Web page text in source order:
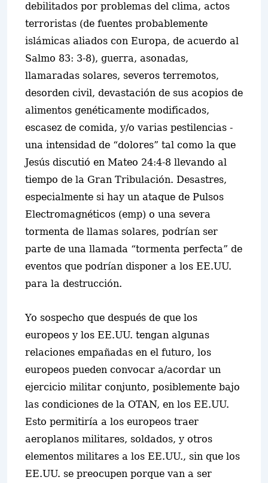
debilitados por problemas del clima, actos
terroristas (de fuentes probablemente
islámicas aliados con Europa, de acuerdo al
Salmo 83: 3-8), guerra, asonadas,
llamaradas solares, severos terremotos,
desorden civil, devastación de sus acopios de
alimentos genéticamente modificados,
escasez de comida, y/o varias pestilencias -
una intensidad de “dolores” tal como la que
Jesús discutió en Mateo 24:4-8 llevando al
tiempo de la Gran Tribulación. Desastres,
especialmente si hay un ataque de Pulsos
Electromagnéticos (emp) o una severa
tormenta de llamas solares, podrían ser
parte de una llamada “tormenta perfecta” de
eventos que podrían disponer a los EE.UU.
para la destrucción.
Yo sospecho que después de que los
europeos y los EE.UU. tengan algunas
relaciones empañadas en el futuro, los
europeos pueden convocar a/acordar un
ejercicio militar conjunto, posiblemente bajo
las condiciones de la OTAN, en los EE.UU.
Esto permitiría a los europeos traer
aeroplanos militares, soldados, y otros
elementos militares a los EE.UU., sin que los
EE.UU. se preocupen porque van a ser